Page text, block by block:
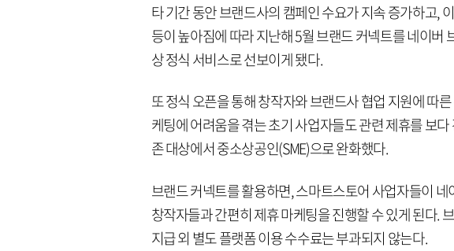
타 기간 동안 브랜드사의 캠페인 수요가 지속 증가하고,
등이 높아짐에 따라 지난해 5월 브랜드 커넥트를 네이버
상 정식 서비스로 선보이게 됐다.
또 정식 오픈을 통해 창작자와 브랜드사 협업 지원에 따
케팅에 어려움을 겪는 초기 사업자들도 관련 제휴를 보
존 대상에서 중소상공인(SME)으로 완화했다.
브랜드 커넥트를 활용하면, 스마트스토어 사업자들이
창작자들과 간편히 제휴 마케팅을 진행할 수 있게 된다.
지급 외 별도 플랫폼 이용 수수료는 부과되지 않는다.